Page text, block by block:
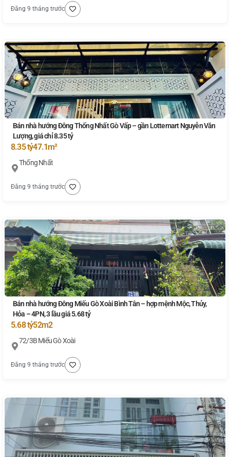
Đăng 9 tháng trước
Bán nhà hướng Đông Thống Nhất Gò Vấp – gần Lottemart Nguyễn Văn
Lượng, giá chỉ 8.35 tỷ
8.35 tỷ47.1m²
Thống Nhất
Đăng 9 tháng trước
Bán nhà hướng Đông Miếu Gò Xoài Bình Tân – hợp mệnh Mộc, Thủy,
Hỏa – 4PN, 3 lầu giá 5.68 tỷ
5.68 tỷ52m2
72/3B Miếu Gò Xoài
Đăng 9 tháng trước